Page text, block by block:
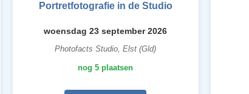
Portretfotografie in de Studio
woensdag 23 september 2026
Photofacts Studio, Elst (Gld)
nog 5 plaatsen